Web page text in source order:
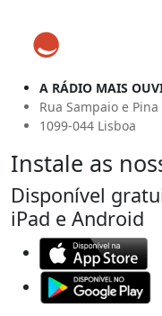
A RÁDIO MAIS
Rua Sampaio e
1099-044 Lisboa
Instale as
Disponível
iPad e Android